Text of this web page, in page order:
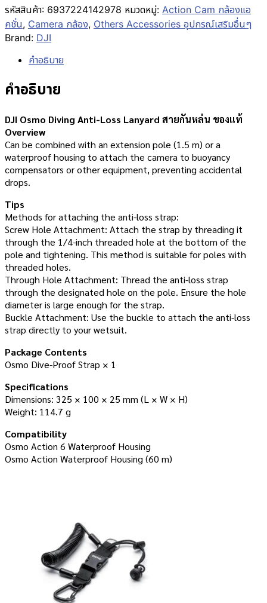
รหัสสินค้า: 6937224142978 หมวดหมู่: Action Cam กล้องแอ
คชั่น, Camera กล้อง, Others Accessories อุปกรณ์เสริมอื่นๆ
Brand: DJI
คำอธิบาย
คำอธิบาย
DJI Osmo Diving Anti-Loss Lanyard สายกันหล่น ของแท้
Overview
Can be combined with an extension pole (1.5 m) or a
waterproof housing to attach the camera to buoyancy
compensators or other equipment, preventing accidental
drops.
Tips
Methods for attaching the anti-loss strap:
Screw Hole Attachment: Attach the strap by threading it
through the 1/4-inch threaded hole at the bottom of the
pole and tightening. This method is suitable for poles with
threaded holes.
Through Hole Attachment: Thread the anti-loss strap
through the designated hole on the pole. Ensure the hole
diameter is large enough for the strap.
Buckle Attachment: Use the buckle to attach the anti-loss
strap directly to your wetsuit.
Package Contents
Osmo Dive-Proof Strap × 1
Specifications
Dimensions: 325 × 100 × 25 mm (L × W × H)
Weight: 114.7 g
Compatibility
Osmo Action 6 Waterproof Housing
Osmo Action Waterproof Housing (60 m)